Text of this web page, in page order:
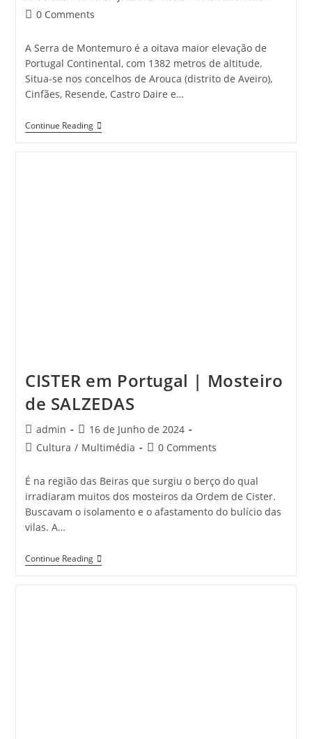
author:
published:
Post0 Comments
A Serra de Montemuro é a oitava maior elevação de
Portugal Continental, com 1382 metros de altitude.
Situa-se nos concelhos de Arouca (distrito de Aveiro),
Cinfães, Resende, Castro Daire e…
Continue ReadingSerra
De
CISTER em Portugal | Mosteiro
de SALZEDAS
Post
author:
admin
Post
published:
16 de Junho de 2024
PostCultura / Multimédia
Post0 Comments
É na região das Beiras que surgiu o berço do qual
irradiaram muitos dos mosteiros da Ordem de Cister.
Buscavam o isolamento e o afastamento do bulício das
vilas. A…
Continue ReadingCISTER
Em